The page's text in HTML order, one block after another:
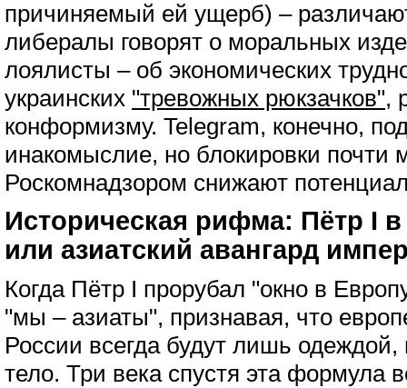
причиняемый ей ущерб) –
либералы говорят о моральных
лоялисты – об экономических
украинских "тревожных рюкзачков",
конформизму. Telegram, конечно,
инакомыслие, но блокировки почти
Роскомнадзором снижают
Историческая рифма: Пётр I в
или азиатский авангард
Когда Пётр I прорубал "окно в
"мы – азиаты", признавая, что
России всегда будут лишь
тело. Три века спустя эта формула